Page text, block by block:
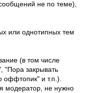
не по теме),
или однотипных тем
(в том числе
"Пора закрывать
оффтопик" и т.п.).
модератор, не нужно